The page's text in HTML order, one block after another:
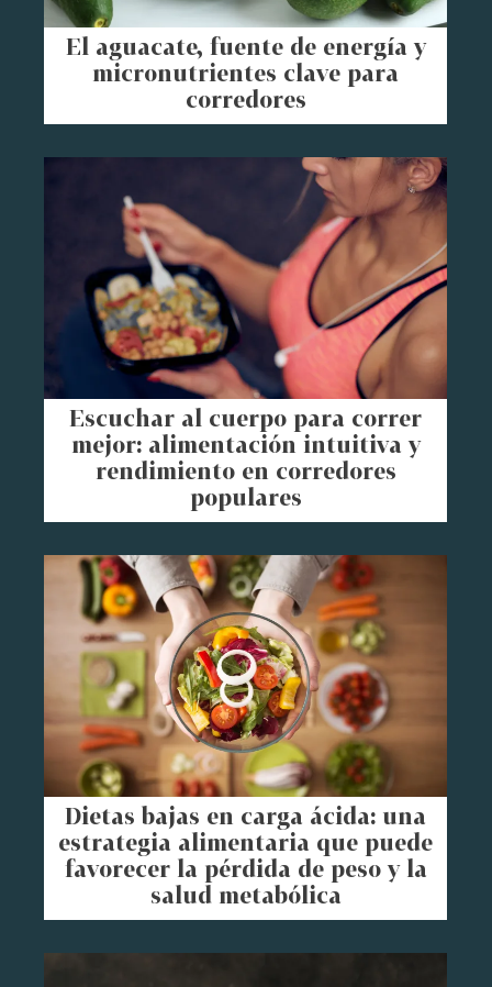
El aguacate, fuente de energía y
micronutrientes clave para
corredores
Escuchar al cuerpo para correr
mejor: alimentación intuitiva y
rendimiento en corredores
populares
Dietas bajas en carga ácida: una
estrategia alimentaria que puede
favorecer la pérdida de peso y la
salud metabólica